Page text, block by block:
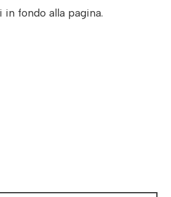
fondo alla pagina.